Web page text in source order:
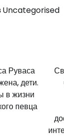
Uncategorised
Руваса
дети.
в жизни
певца